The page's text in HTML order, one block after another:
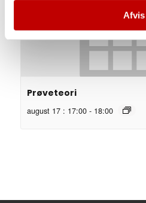
Afvis
Prøveteori
august 17 : 17:00 - 18:00